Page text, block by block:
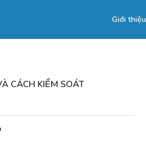
Giới thiệu
CÁCH KIỂM SOÁT